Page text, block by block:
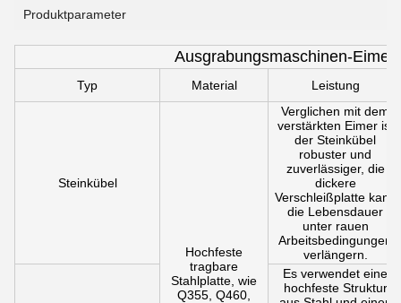
Produktparameter
Ausgrabungsmaschinen-Eimer
Typ Material Leistung
Steinkübel
Hochfeste
tragbare
Stahlplatte, wie
Q355, Q460,
Verglichen mit dem
verstärkten Eimer ist
der Steinkübel
robuster und
zuverlässiger, die
dickere
Verschleißplatte kann
die Lebensdauer
unter rauen
Arbeitsbedingungen
verlängern.
Es verwendet eine
hochfeste Struktur